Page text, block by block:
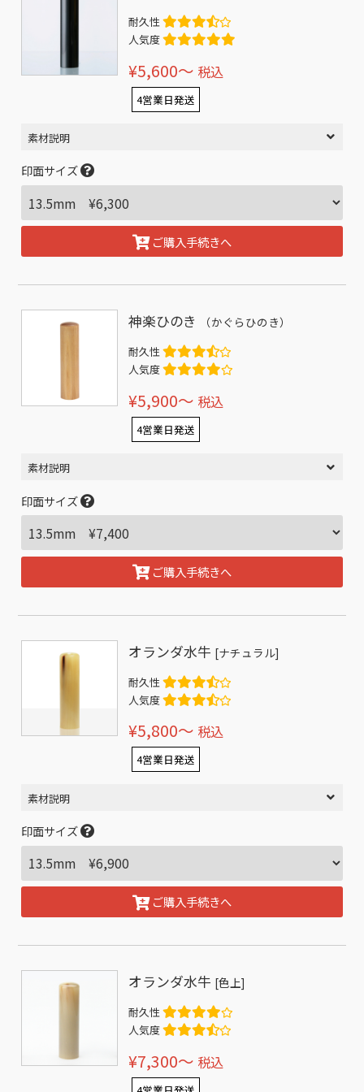
耐久性
人気度
¥5,600〜 税込
4営業日発送
素材説明
印面サイズ
ご購入手続きへ
神楽ひのき （かぐらひのき）
耐久性
人気度
¥5,900〜 税込
4営業日発送
素材説明
印面サイズ
ご購入手続きへ
オランダ水牛 [ナチュラル]
耐久性
人気度
¥5,800〜 税込
4営業日発送
素材説明
印面サイズ
ご購入手続きへ
オランダ水牛 [色上]
耐久性
人気度
¥7,300〜 税込